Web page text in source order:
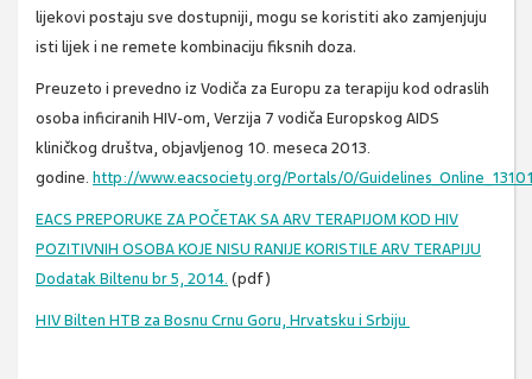
lijekovi postaju sve dostupniji, mogu se koristiti ako zamjenjuju
isti lijek i ne remete kombinaciju fiksnih doza.
Preuzeto i prevedno iz Vodiča za Europu za terapiju kod odraslih
osoba inficiranih HIV-om, Verzija 7 vodiča Europskog AIDS
kliničkog društva, objavljenog 10. meseca 2013.
godine. http://www.eacsociety.org/Portals/0/
EACS PREPORUKE ZA POČETAKSA ARV TERAPIJOM KOD HIV
POZITIVNIH OSOBA KOJENISU RANIJE KORISTILE ARV TERAPIJU
Dodatak Biltenu br 5, 2014. (pdf)
HIV Bilten HTB za Bosnu Crnu Goru, Hrvatsku i Srbiju